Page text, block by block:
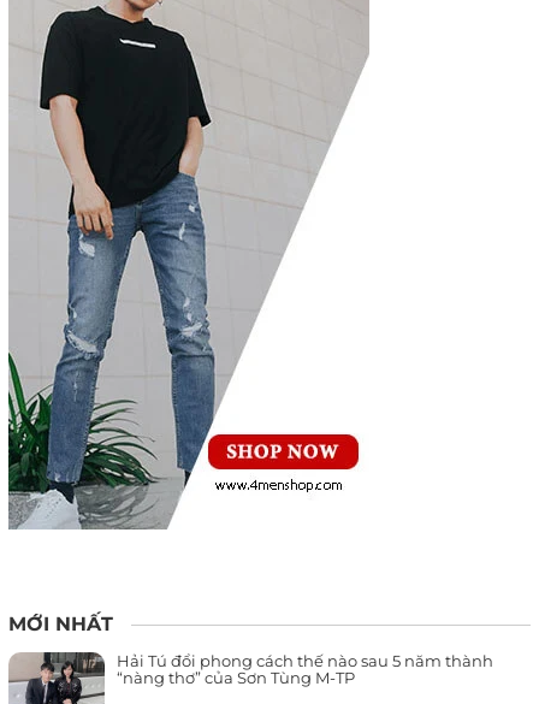
MỚI NHẤT
Hải Tú đổi phong cách thế nào sau 5 năm thành
“nàng thơ” của Sơn Tùng M-TP